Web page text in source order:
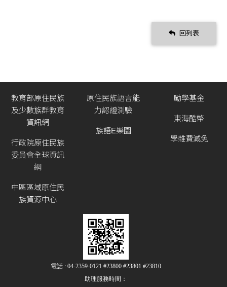
回列表
教育部原住民族
及少數族群教育
資訊網
行政院原住民族
委員會全球資訊
網
中區區域原住民
族資源中心
原住民族語言能
力認證測驗
族語E樂園
勵學基金
東海酷幣
學雜費減免
電話 : 04-2359-0121 #23800 #23801 #23810
助理服務時間：